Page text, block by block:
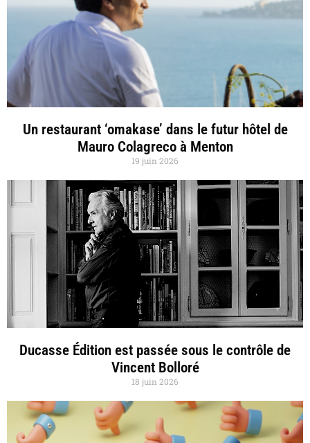
Un restaurant ‘omakase’ dans le futur hôtel de
Mauro Colagreco à Menton
19 juin 2026
Ducasse Édition est passée sous le contrôle de
Vincent Bolloré
18 juin 2026